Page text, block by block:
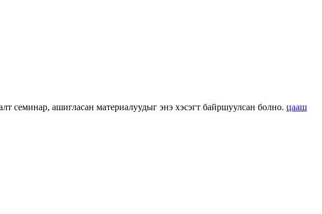
семинар, ашигласан материалуудыг энэ хэсэгт байршуулсан болно. цааш